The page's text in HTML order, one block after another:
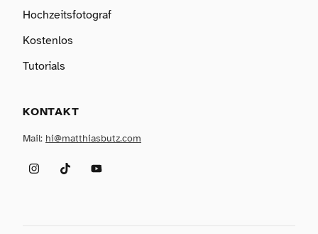
Hochzeitsfotograf
Kostenlos
Tutorials
KONTAKT
Mail: hi@matthiasbutz.com
InstagramTikTokYouTube